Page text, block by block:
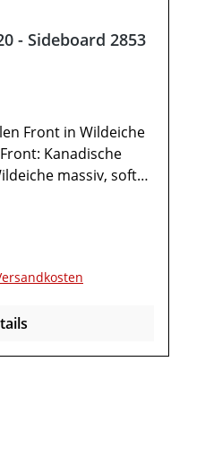
- Sideboard 2853
Front in Wildeiche
Kanadische
massiv, soft
Pulverbeschichtet,
Ausführung
in cm: B 181,9